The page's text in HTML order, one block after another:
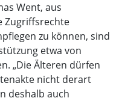
Went, aus
Zugriffsrechte
zu können, sind
etwa von
„Die Älteren dürfen
nicht derart
deshalb auch